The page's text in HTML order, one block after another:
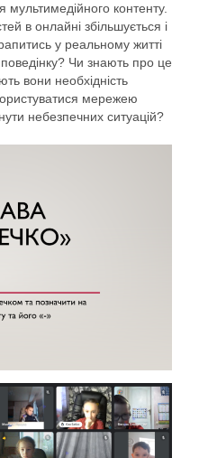
мультимедійного контенту.
в онлайні збільшується і
у реальному житті
Чи знають про це
вони необхідність
мережею
небезпечних ситуацій?